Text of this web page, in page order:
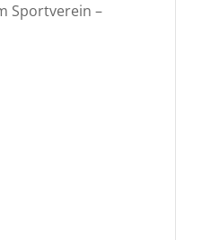
Sportverein –